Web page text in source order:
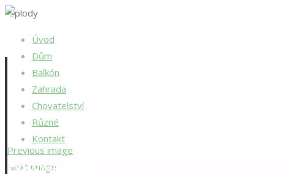
Úvod
Dům
Balkón
Zahrada
Chovatelství
Různé
Kontakt
Pěstování.info
plody
960 × 588
Previous image
Next image